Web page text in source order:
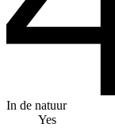
In de natuur
Yes